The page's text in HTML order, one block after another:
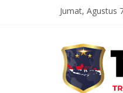
Jumat, Agustus